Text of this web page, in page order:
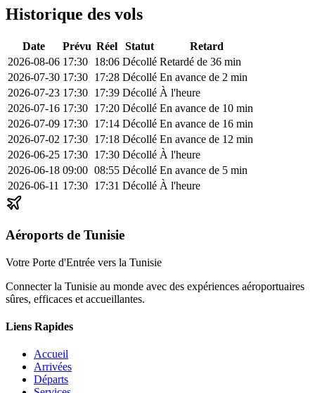
Historique des vols
Date Prévu Réel Statut
Retard
2026-08-06 17:30 18:06 Décollé Retardé de 36 min
2026-07-30 17:30 17:28 Décollé En avance de 2 min
2026-07-23 17:30 17:39 Décollé À l'heure
2026-07-16 17:30 17:20 Décollé En avance de 10 min
2026-07-09 17:30 17:14 Décollé En avance de 16 min
2026-07-02 17:30 17:18 Décollé En avance de 12 min
2026-06-25 17:30 17:30 Décollé À l'heure
2026-06-18 09:00 08:55 Décollé En avance de 5 min
2026-06-11 17:30 17:31 Décollé À l'heure
Aéroports de Tunisie
Votre Porte d'Entrée vers la Tunisie
Connecter la Tunisie au monde avec des expériences aéroportuaires
sûres, efficaces et accueillantes.
Liens Rapides
Accueil
Arrivées
Départs